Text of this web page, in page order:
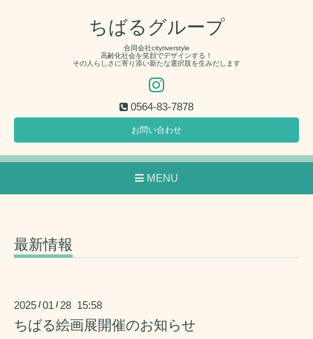
ちばるグループ
合同会社cityriverstyle
高齢化社会を笑顔でデザインする！
その人らしさに寄り添い新たな選択肢を生みだします
0564-83-7878
お問い合わせ
MENU
最新情報
2025 /01 / 28 15:58
ちばる絵画展開催のお知らせ